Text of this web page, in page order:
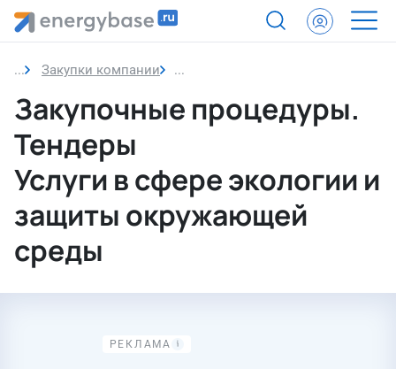
Закупки компании Услуги в сфере экологии и
Закупочные процедуры.
Тендеры
Услуги в сфере экологии и
защиты окружающей
среды